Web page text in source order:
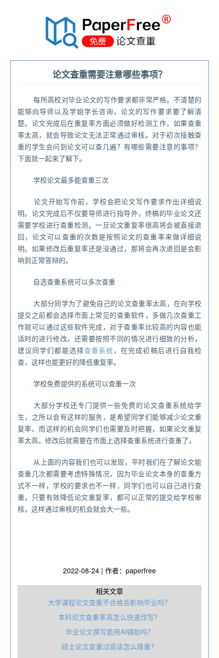
论文查重需要注意哪些事项？
每所高校对毕业论文的写作要求都非常严格。不清楚的
能够向导师以及学姐学长咨询，论文的写作要求要了解清
楚。论文完成后在重复率方面必须做好检测工作，如果查重
率太高，就会导致论文无法正常通过审核。对于初次接触查
重的学生会问到论文可以查几遍？有哪些需要注意的事项？
下面就一起来了解下。
学校论文最多能查重三次
论文开始写作前，学校会把论文写作要求作出详细说
明。论文完成后不仅要导师进行指导外，终稿的毕业论文还
需要学校进行查重检测。一旦论文重复率很高将会被直接退
回，论文可以查重的次数是按照论文的查重率来做详细说
明。如果修改后重复率还是没通过，那将会再次退回是会影
响到正常答辩的。
自选查重系统可以多次查重
大部分同学为了避免自己的论文查重率太高，在向学校
提交之前都会选择市面上常见的查重软件，多做几次查重工
作就可以通过这些软件完成，对于查重率比较高的内容也能
适时的进行修改。还需要按照不同的情况进行细致的分析，
建议同学们都能选择查重系统，在完成初稿后进行自我检
查，这样也能更好的降低重复率。
学校免费提供的系统可以查重一次
大部分学校还专门提供一些免费的论文查重系统给学
生，之所以会有这样的服务，是希望同学们能够减少论文重
复率。而这样的机会同学们也需要及时把握，如果论文重复
率太高，修改后就需要在市面上选择查重系统进行查重了。
从上面的内容我们也可以发现，平时我们在了解论文能
查重几次都需要考虑特殊情况，因为毕业论文本身的查重方
式不一样，学校的要求也不一样，同学们也可以自己进行查
重，只要有效降低论文重复率，都可以正常的提交给学校审
核，这样通过审核的机会就会大一些。
2022-08-24 | 作者：paperfree
相关文章
大学课程论文查重不合格会影响毕业吗？
本科论文查重率高怎么快速改写？
毕业论文撰写能用AI辅助吗？
硕士论文查重过高该怎么降重？